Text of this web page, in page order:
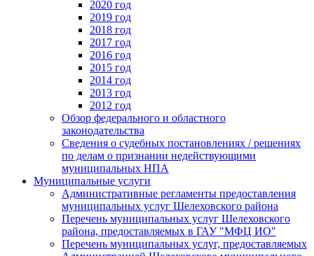
2020 год
2019 год
2018 год
2017 год
2016 год
2015 год
2014 год
2013 год
2012 год
Обзор федерального и областного
законодательства
Сведения о судебных постановлениях / решениях
по делам о признании недействующими
муниципальных НПА
Муниципальные услуги
Административные регламенты предоставления
муниципальных услуг Шелеховского района
Перечень муниципальных услуг Шелеховского
района, предоставляемых в ГАУ "МФЦ ИО"
Перечень муниципальных услуг, предоставляемых